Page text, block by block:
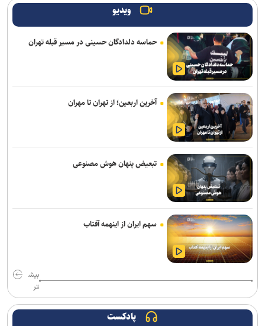
ویدیو
حماسه دلدادگان حسینی در مسیر قبله تهران
آخرین اربعین؛ از تهران تا مهران
تبعیض پنهان هوش مصنوعی
سهم ایران از اینهمه آفتاب
بیش
تر
پادکست